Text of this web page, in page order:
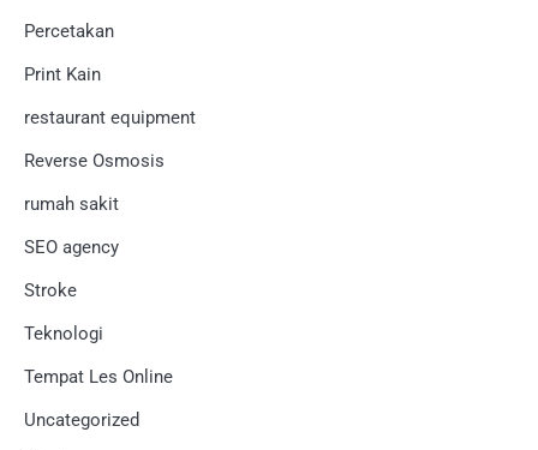
Percetakan
Print Kain
restaurant equipment
Reverse Osmosis
rumah sakit
SEO agency
Stroke
Teknologi
Tempat Les Online
Uncategorized